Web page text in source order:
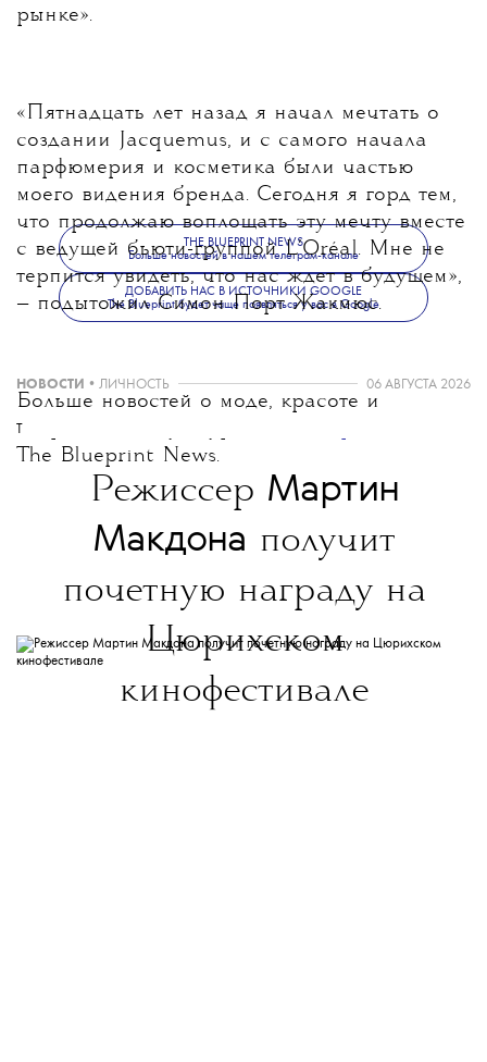
рынке».
«Пятнадцать лет назад я начал мечтать о
создании Jacquemus, и с самого начала
парфюмерия и косметика были частью
моего видения бренда. Сегодня я горд тем,
что продолжаю воплощать эту мечту вместе
с ведущей бьюти-группой L’Oréal. Мне не
терпится увидеть, что нас ждет в будущем»,
— подытожил Симон Порт Жакмюс.
Больше новостей о моде, красоте и
современной культуре — в
The Blueprint News.
THE BLUEPRINT NEWS
Больше новостей в нашем телеграм-канале
ДОБАВИТЬ НАС В ИСТОЧНИКИ GOOGLE
The Blueprint будет чаще появляться у вас в Google
НОВОСТИ • ЛИЧНОСТЬ 06 АВГУСТА 2026
T
Режиссер Мартин
Макдона получит
почетную награду на
Цюрихском
кинофестивале